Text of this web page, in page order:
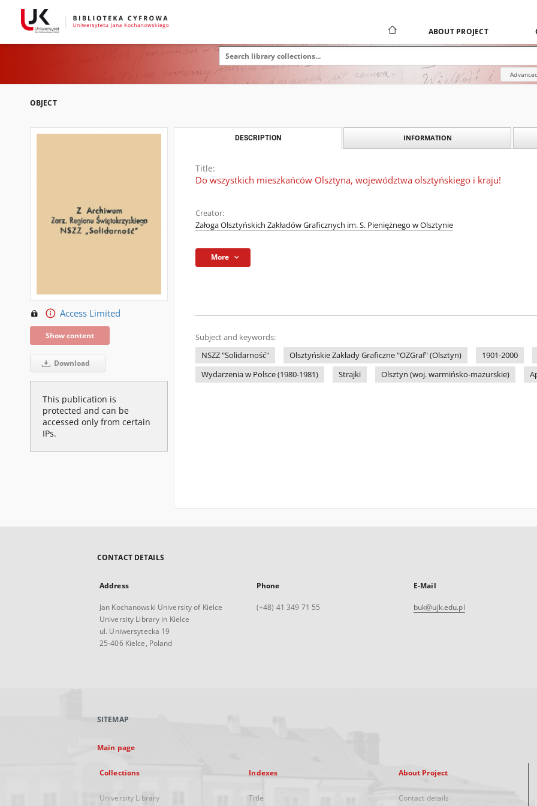
ABOUT PROJECT
OBJECT
Access Limited
Show content
Download
This publication is
protected and can be
accessed only from certain
IPs.
DESCRIPTION INFORMATION
Title:
Do wszystkich mieszkańców Olsztyna, województwa olsztyńskiego i kraju!
Creator:
Załoga Olsztyńskich Zakładów Graficznych im. S. Pieniężnego w Olsztynie
More
Subject and keywords:
NSZZ "Solidarność"
Olsztyńskie Zakłady Graficzne "OZGraf" (Olsztyn) 1901-2000
Wydarzenia w Polsce (1980-1981)
Strajki Olsztyn (woj. warmińsko-mazurskie)
CONTACT DETAILS
Address
Jan Kochanowski University of Kielce
University Library in Kielce
ul. Uniwersytecka 19
25-406 Kielce, Poland
Phone
(+48) 41 349 71 55
E-Mail
buk@ujk.edu.pl
SITEMAP
Main page
Collections
University Library
Indexes
Title
About Project
Contact details